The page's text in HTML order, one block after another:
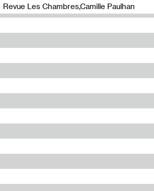
Revue Les Chambres,Camille Paulhan